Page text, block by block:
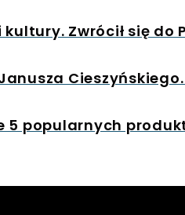
Zwrócił się do
5 popularnych